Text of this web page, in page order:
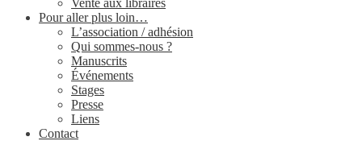
Vente aux libraires
Pour aller plus loin…
L’association / adhésion
Qui sommes-​nous ?
Manuscrits
Événements
Stages
Presse
Liens
Contact